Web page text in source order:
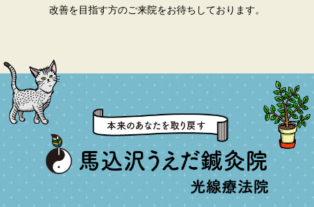
改善を目指す方のご来院をお待ちしております。